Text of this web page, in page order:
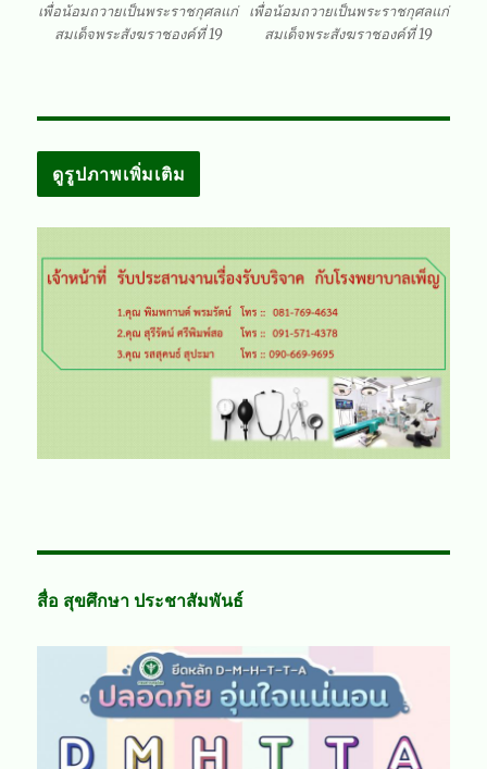
เพื่อน้อมถวายเป็นพระราชกุศลแก่
สมเด็จพระสังฆราชองค์ที่ 19
เพื่อน้อมถวายเป็นพระราชกุศลแก่
สมเด็จพระสังฆราชองค์ที่ 19
ดูรูปภาพเพิ่มเติม
สื่อ สุขศึกษา ประชาสัมพันธ์